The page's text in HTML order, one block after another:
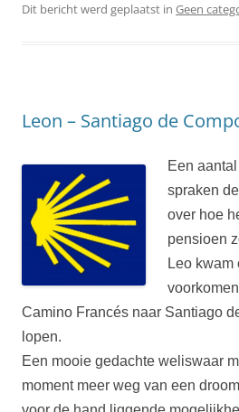
Dit bericht werd geplaatst in Geen
Leon – Santiago de
Een
spraken
over hoe
pensioen
Leo kwam
Camino Francés naar Santiago
lopen.
Een mooie gedachte weliswaar
moment meer weg van een